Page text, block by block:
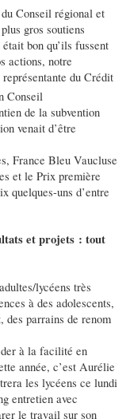
Conseil régional et
gros soutiens
bon qu’ils fussent
actions, notre
du Crédit
Conseil
de la subvention
venait d’être
France Bleu Vaucluse
et le Prix première
quelques-uns d’entre
et projets : tout
lycéens très
à des adolescents,
parrains de renom
à la facilité en
année, c’est Aurélie
les lycéens ce lundi
entretien avec
le travail sur son